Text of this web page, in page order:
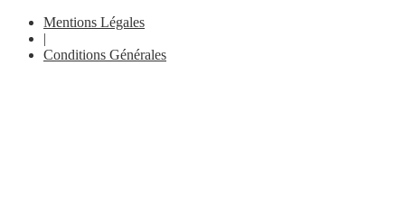
Mentions Légales
|
Conditions Générales